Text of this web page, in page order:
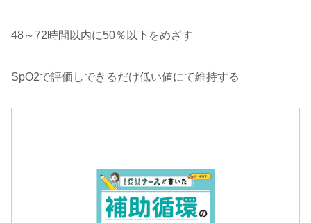
48～72時間以内に50％以下をめざす
SpO2で評価しできるだけ低い値にて維持する